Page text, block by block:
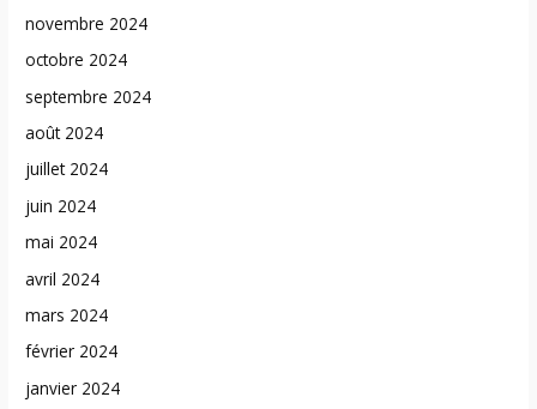
novembre 2024
octobre 2024
septembre 2024
août 2024
juillet 2024
juin 2024
mai 2024
avril 2024
mars 2024
février 2024
janvier 2024